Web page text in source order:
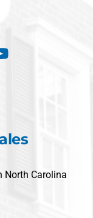
North Carolina